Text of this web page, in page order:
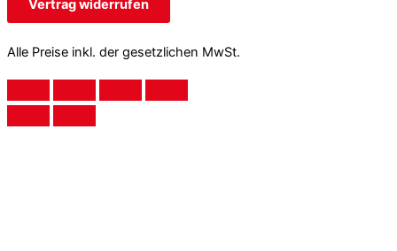
Vertrag widerrufen
Alle Preise inkl. der gesetzlichen MwSt.